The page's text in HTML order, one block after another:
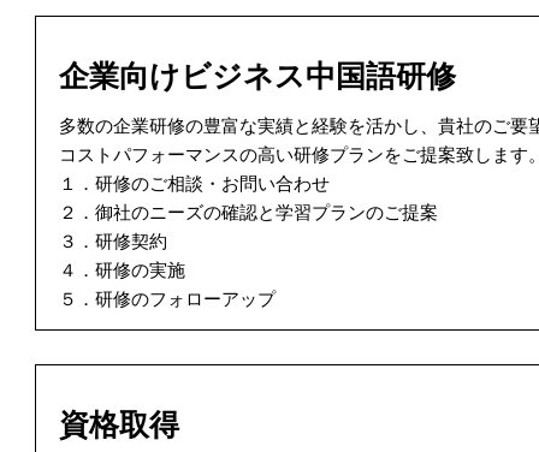
企業向けビジネス中国語研修
多数の企業研修の豊富な実績と経験を活かし、貴社のご要
コストパフォーマンスの高い研修プランをご提案致します
１．研修のご相談・お問い合わせ
２．御社のニーズの確認と学習プランのご提案
３．研修契約
４．研修の実施
５．研修のフォローアップ
資格取得